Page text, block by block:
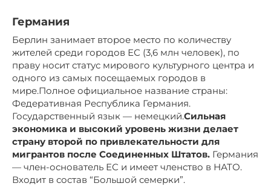
Германия
Берлин занимает второе место по количеству
жителей среди городов ЕС (3,6 млн человек), по
праву носит статус мирового культурного центра и
одного из самых посещаемых городов в
мире.Полное официальное название страны:
Федеративная Республика Германия.
Государственный язык — немецкий.Сильная
экономика и высокий уровень жизни делает
страну второй по привлекательности для
мигрантов после Соединенных Штатов. Германия
— член-основатель ЕС и имеет членство в НАТО.
Входит в состав “Большой семерки”.